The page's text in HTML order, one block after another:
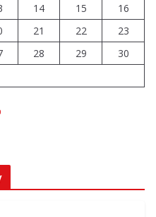
Turku? 255. miejsce
za sukces
14 15
16
21 22
23
28 29
30